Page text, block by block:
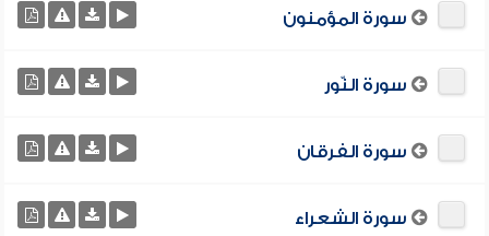
سورة المؤمنون
سورة النّور
سورة الفرقان
سورة الشعراء